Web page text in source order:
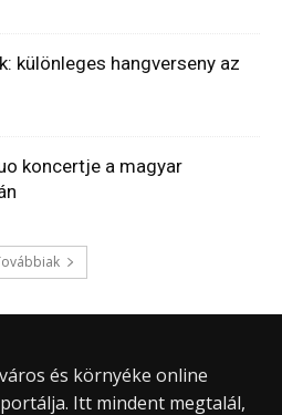
különleges hangverseny az
koncertje a magyar
és környéke online
Itt mindent megtalál,